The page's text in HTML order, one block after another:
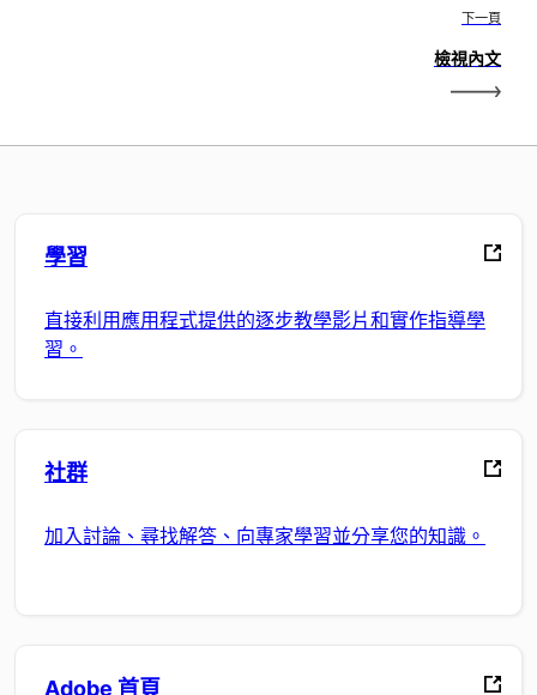
下一頁
檢視內文
學習
直接利用應用程式提供的逐步教學影片和實作指導學
習。
社群
加入討論、尋找解答、向專家學習並分享您的知識。
Adobe 首頁